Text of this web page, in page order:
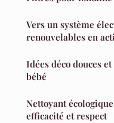
Vers un système
renouvelables en
Idées déco douces
bébé
Nettoyant
efficacité et respect